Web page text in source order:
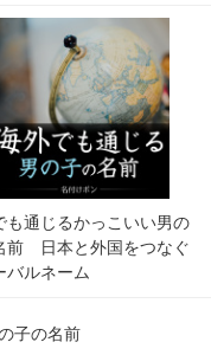
も通じるかっこいい男の
前 日本と外国をつなぐ
バルネーム
子の名前